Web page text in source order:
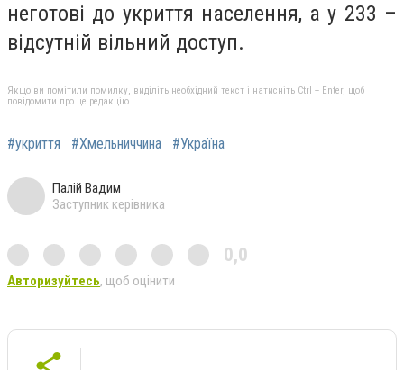
неготові до укриття населення, а у 233 –
відсутній вільний доступ.
Якщо ви помітили помилку, виділіть необхідний текст і натисніть Ctrl + Enter, щоб
повідомити про це редакцію
#укриття #Хмельниччина #Україна
Палій Вадим
Заступник керівника
0,0
Авторизуйтесь, щоб оцінити